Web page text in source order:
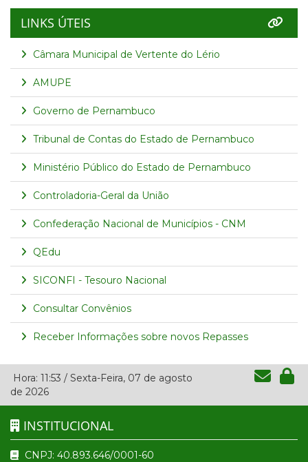
LINKS ÚTEIS
Câmara Municipal de Vertente do Lério
AMUPE
Governo de Pernambuco
Tribunal de Contas do Estado de Pernambuco
Ministério Público do Estado de Pernambuco
Controladoria-Geral da União
Confederação Nacional de Municípios - CNM
QEdu
SICONFI - Tesouro Nacional
Consultar Convênios
Receber Informações sobre novos Repasses
Hora: 11:53 / Sexta-Feira, 07 de agosto
de 2026
INSTITUCIONAL
CNPJ: 40.893.646/0001-60